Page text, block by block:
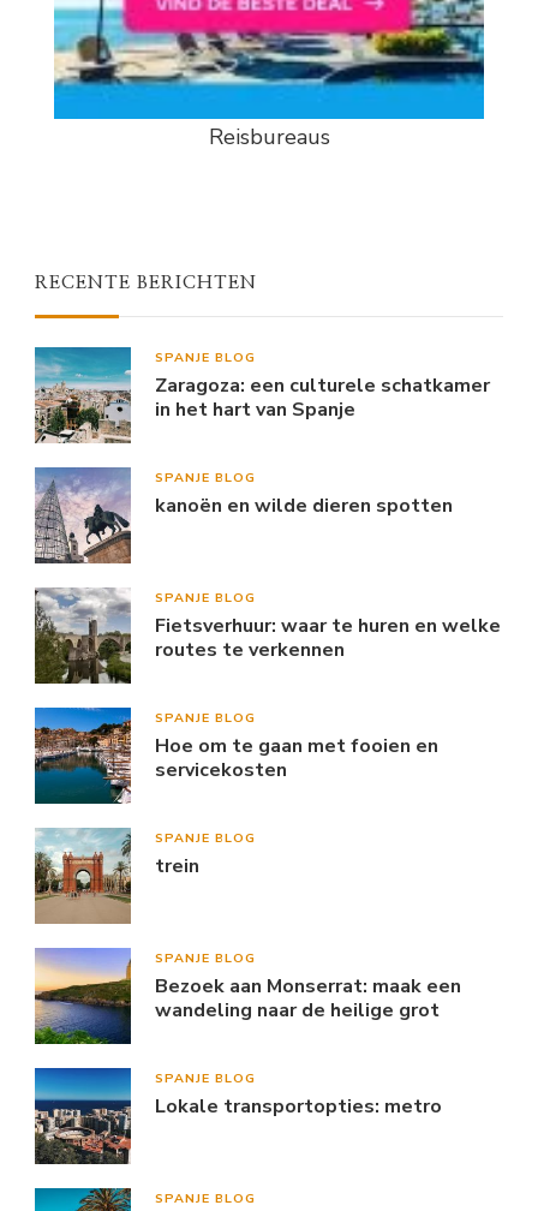
Reisbureaus
RECENTE BERICHTEN
SPANJE BLOG
Zaragoza: een culturele schatkamer
in het hart van Spanje
SPANJE BLOG
kanoën en wilde dieren spotten
SPANJE BLOG
Fietsverhuur: waar te huren en welke
routes te verkennen
SPANJE BLOG
Hoe om te gaan met fooien en
servicekosten
SPANJE BLOG
trein
SPANJE BLOG
Bezoek aan Monserrat: maak een
wandeling naar de heilige grot
SPANJE BLOG
Lokale transportopties: metro
SPANJE BLOG